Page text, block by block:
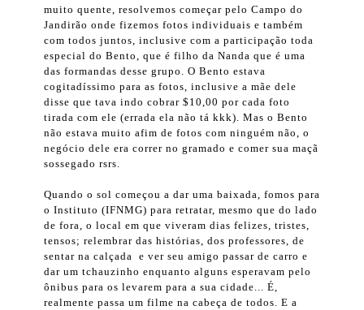
muito quente, resolvemos começar pelo Campo do
Jandirão onde fizemos fotos individuais e também
com todos juntos, inclusive com a participação toda
especial do Bento, que é filho da Nanda que é uma
das formandas desse grupo. O Bento estava
cogitadíssimo para as fotos, inclusive a mãe dele
disse que tava indo cobrar $10,00 por cada foto
tirada com ele (errada ela não tá kkk). Mas o Bento
não estava muito afim de fotos com ninguém não, o
negócio dele era correr no gramado e comer sua maçã
sossegado rsrs.
Quando o sol começou a dar uma baixada, fomos para
o Instituto (IFNMG) para retratar, mesmo que do lado
de fora, o local em que viveram dias felizes, tristes,
tensos; relembrar das histórias, dos professores, de
sentar na calçada e ver seu amigo passar de carro e
dar um tchauzinho enquanto alguns esperavam pelo
ônibus para os levarem para a sua cidade... É,
realmente passa um filme na cabeça de todos. E a